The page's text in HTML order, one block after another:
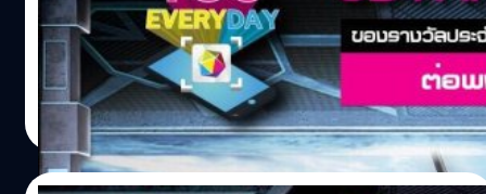
โชคดีเวลา 18.00 น. ที่เพจและแอป Thailand Game Show…
ซื้อบัตรเข้างาน หรือ เสื้อยืด Thailand Game Show 2018 ทาง
TrueMoney Wallet รางวัลประจำวันที่ 22 ตุลาคม 2561 :
SteelSeries Sensei 310 + Qck จำนวน 1 รางวัล ผู้โชคดีคือ
ต่อพงษ์ ภู่เรืองเดช ใครที่พลาดรางวัลไป ก็ยังสามารถนำโค้ด
มากรอกในแอปฯ Thailand Game Show เพื่อลุ้นรางวัลกันได้
ในวันอื่นๆอีก จนกว่าจะจบกิจกรรม สามารถร่วมลุ้นกันได้ทุก
วันตั้งแต่ 10 โมงเช้าเป็นต้นไป และจะมีการประกาศผลตอน 6
salinee tintumrong| 2847 days ago
Read More